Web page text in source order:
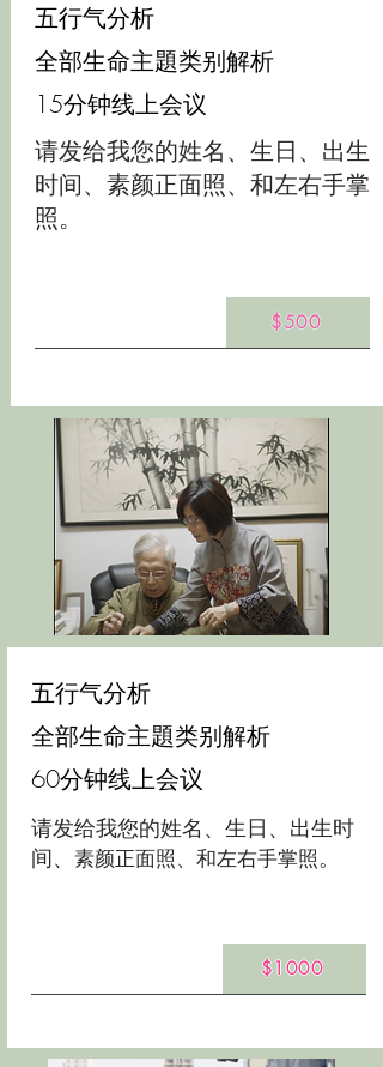
五行气分析
全部生命主題类别解析
15分钟线上会议
请发给我您的姓名、生日、出生
时间、素颜正面照、和左右手掌
照。
$500
五行气分析
全部生命主題类别解析
60分钟线上会议
请发给我您的姓名、生日、出生时
间、 素颜正面照、和左右手掌照。
$1000